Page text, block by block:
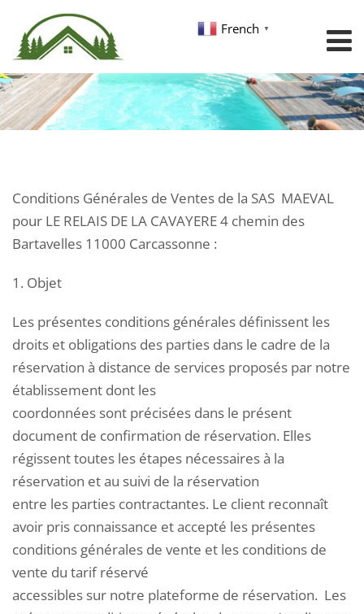
French ▼
Conditions Générales de Ventes de la SAS MAEVAL
pour LE RELAIS DE LA CAVAYERE 4 chemin des
Bartavelles 11000 Carcassonne :
1. Objet
Les présentes conditions générales définissent les
droits et obligations des parties dans le cadre de la
réservation à distance de services proposés par notre
établissement dont les
coordonnées sont précisées dans le présent
document de confirmation de réservation. Elles
régissent toutes les étapes nécessaires à la
réservation et au suivi de la réservation
entre les parties contractantes. Le client reconnaît
avoir pris connaissance et accepté les présentes
conditions générales de vente et les conditions de
vente du tarif réservé
accessibles sur notre plateforme de réservation. Les